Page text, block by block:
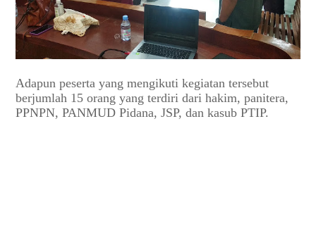
Adapun peserta yang mengikuti kegiatan tersebut
berjumlah 15 orang yang terdiri dari hakim, panitera,
PPNPN, PANMUD Pidana, JSP, dan kasub PTIP.